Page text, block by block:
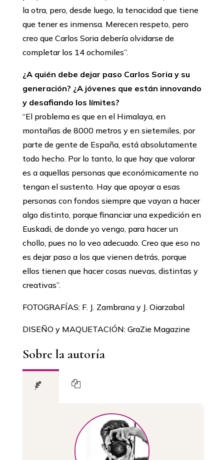
la otra, pero, desde luego, la tenacidad que tiene
que tener es inmensa. Merecen respeto, pero
creo que Carlos Soria debería olvidarse de
completar los 14 ochomiles’’.
¿A quién debe dejar paso Carlos Soria y su
generación? ¿A jóvenes que están innovando
y desafiando los límites?
‘‘El problema es que en el Himalaya, en
montañas de 8000 metros y en sietemiles, por
parte de gente de España, está absolutamente
todo hecho. Por lo tanto, lo que hay que valorar
es a aquellas personas que económicamente no
tengan el sustento. Hay que apoyar a esas
personas con fondos siempre que vayan a hacer
algo distinto, porque financiar una expedición en
Euskadi, de donde yo vengo, para hacer un
chollo, pues no lo veo adecuado. Creo que eso no
es dejar paso a los que vienen detrás, porque
ellos tienen que hacer cosas nuevas, distintas y
creativas’’.
FOTOGRAFÍAS: F. J. Zambrana y J. Oiarzabal
DISEÑO y MAQUETACIÓN: GraZie Magazine
Sobre la autoría